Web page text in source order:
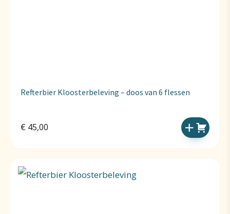
Refterbier Kloosterbeleving – doos van 6 flessen
€ 45,00